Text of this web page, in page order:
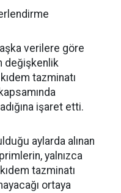
verilere göre
değişkenlik
tazminatı
işaret etti.
aylarda alınan
yalnızca
tazminatı
ortaya